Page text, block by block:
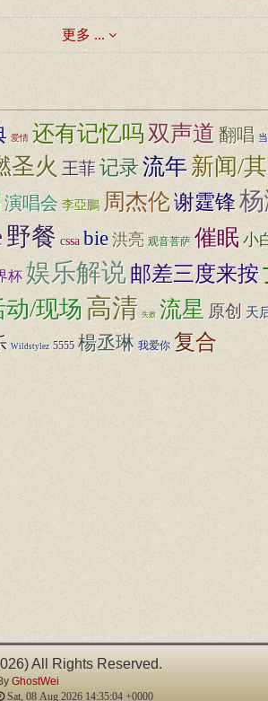
更多 ...
爱情 还有记忆吗双声道 翻唱
圣火 王菲记录流年新闻/
演唱会 李亞鵬 周杰伦谢霆锋
野餐 cssa bie 洪亮 观音菩萨 催眠 小
杯 娱乐解说邮差三度来按
动/现场 高清 失败 流星 原创 天
Wildstylez 5555 楊丞琳 我爱你 复合
All Rights Reserved.
GhostWei
Sat, 08 Aug 2026 14:35:04 +0000